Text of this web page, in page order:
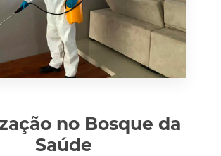
no Bosque da
Saúde